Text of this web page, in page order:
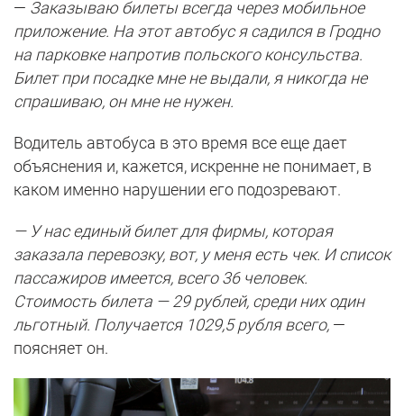
— Заказываю билеты всегда через мобильное
приложение. На этот автобус я садился в Гродно
на парковке напротив польского консульства.
Билет при посадке мне не выдали, я никогда не
спрашиваю, он мне не нужен.
Водитель автобуса в это время все еще дает
объяснения и, кажется, искренне не понимает, в
каком именно нарушении его подозревают.
— У нас единый билет для фирмы, которая
заказала перевозку, вот, у меня есть чек. И список
пассажиров имеется, всего 36 человек.
Стоимость билета — 29 рублей, среди них один
льготный. Получается 1029,5 рубля всего, —
поясняет он.